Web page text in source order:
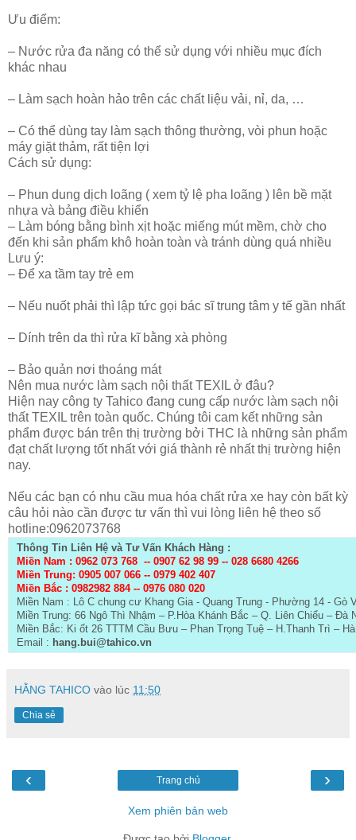
Ưu điểm:
– Nước rửa đa năng có thể sử dụng với nhiều mục đích
khác nhau
– Làm sạch hoàn hảo trên các chất liệu vải, nỉ, da, …
– Có thể dùng tay làm sạch thông thường, vòi phun hoặc
máy giặt thảm, rất tiện lợi
Cách sử dụng:
– Phun dung dịch loãng ( xem tỷ lệ pha loãng ) lên bề mặt
nhựa và bảng điều khiển
– Làm bóng bằng bình xịt hoặc miếng mút mềm, chờ cho
đến khi sản phẩm khô hoàn toàn và tránh dùng quá nhiều
Lưu ý:
– Để xa tầm tay trẻ em
– Nếu nuốt phải thì lập tức gọi bác sĩ trung tâm y tế gần nhất
– Dính trên da thì rửa kĩ bằng xà phòng
– Bảo quản nơi thoáng mát
Nên mua nước làm sạch nội thất TEXIL ở đâu?
Hiện nay công ty Tahico đang cung cấp nước làm sạch nội
thất TEXIL trên toàn quốc. Chúng tôi cam kết những sản
phẩm được bán trên thị trường bởi THC là những sản phẩm
đạt chất lượng tốt nhất với giá thành rẻ nhất thị trường hiện
nay.
Nếu các bạn có nhu cầu mua hóa chất rửa xe hay còn bất kỳ
câu hỏi nào cần được tư vấn thì vui lòng liên hệ theo số
hotline:0962073768
Thông Tin Liên Hệ và Tư Vấn Khách Hàng :
Miền Nam : 0962 073 768 -- 0907 62 98 99 -- 028 6680 4266
Miền Trung: 0905 007 066 -- 0979 402 407
Miền Bắc : 0982982 884 -- 0976 080 020
Miền Nam : Lô C chung cư Khang Gia - Quang Trung - Phường 14 - Gò
Miền Trung: 66 Ngô Thì Nhậm – P.Hòa Khánh Bắc – Q. Liên Chiểu – Đà
Miền Bắc: Ki ốt 26 TTTM Cầu Bưu – Phan Trọng Tuệ – H.Thanh Trì –
Email : hang.bui@tahico.vn
HẰNG TAHICO vào lúc 11:50
Chia sẻ
‹ ›
Trang chủ
Xem phiên bản web